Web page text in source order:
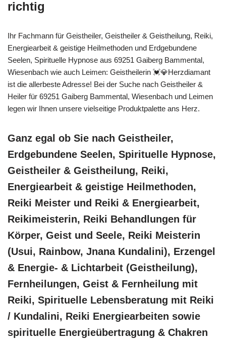
richtig
Ihr Fachmann für Geistheiler, Geistheiler & Geistheilung, Reiki,
Energiearbeit & geistige Heilmethoden und Erdgebundene
Seelen, Spirituelle Hypnose aus 69251 Gaiberg Bammental,
Wiesenbach wie auch Leimen: Geistheilerin 💓️💎Herzdiamant
ist die allerbeste Adresse! Bei der Suche nach Geistheiler &
Heiler für 69251 Gaiberg Bammental, Wiesenbach und Leimen
legen wir Ihnen unsere vielseitige Produktpalette ans Herz.
Ganz egal ob Sie nach Geistheiler,
Erdgebundene Seelen, Spirituelle Hypnose,
Geistheiler & Geistheilung, Reiki,
Energiearbeit & geistige Heilmethoden,
Reiki Meister und Reiki & Energiearbeit,
Reikimeisterin, Reiki Behandlungen für
Körper, Geist und Seele, Reiki Meisterin
(Usui, Rainbow, Jnana Kundalini), Erzengel
& Energie- & Lichtarbeit (Geistheilung),
Fernheilungen, Geist & Fernheilung mit
Reiki, Spirituelle Lebensberatung mit Reiki
/ Kundalini, Reiki Energiearbeiten sowie
spirituelle Energieübertragung & Chakren